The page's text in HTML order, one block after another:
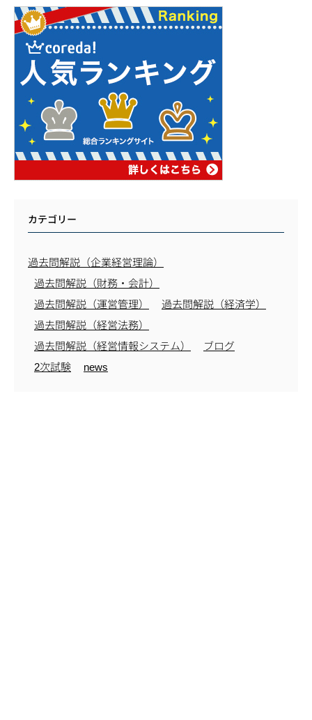
カテゴリー
過去問解説（企業経営理論）
過去問解説（財務・会計）
過去問解説（運営管理）
過去問解説（経済学）
過去問解説（経営法務）
過去問解説（経営情報システム）
ブログ
2次試験
news